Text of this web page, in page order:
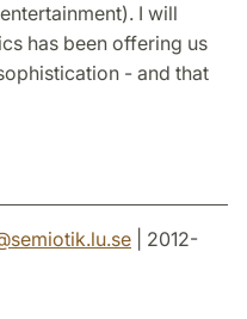
I will
has been offering us
- and that
semiotik.lu.se | 2012-